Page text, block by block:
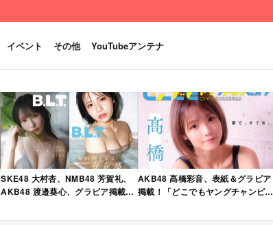
イベント その他 YouTubeアンテナ
SKE48 大村杏、NMB48 芳賀礼、
AKB48 渡邉葵心、グラビア掲載！
月号」本日4/28発売！
AKB48 髙橋彩音、表紙＆グラビア
掲載！「どこでもヤングチャンピオ